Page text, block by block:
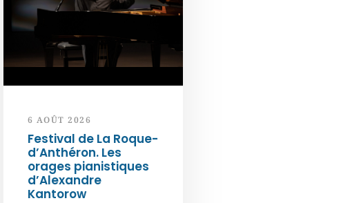
6 AOÛT 2026
Festival de La Roque-
d’Anthéron. Les
orages pianistiques
d’Alexandre
Kantorow